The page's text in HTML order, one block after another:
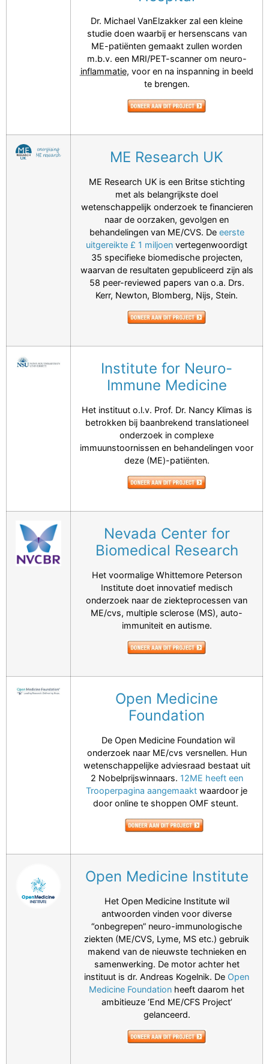
Dr. Michael VanElzakker zal een kleine
studie doen waarbij er hersenscans van
ME-patiënten gemaakt zullen worden
m.b.v. een MRI/PET-scanner om neuro-
inflammatie, voor en na inspanning in beeld
te brengen.
ME Research UK
ME Research UK is een Britse stichting
met als belangrijkste doel
wetenschappelijk onderzoek te financieren
naar de oorzaken, gevolgen en
behandelingen van ME/CVS. De eerste
uitgereikte £ 1 miljoen vertegenwoordigt
35 specifieke biomedische projecten,
waarvan de resultaten gepubliceerd zijn als
58 peer-reviewed papers van o.a. Drs.
Kerr, Newton, Blomberg, Nijs, Stein.
Institute for Neuro-
Immune Medicine
Het instituut o.l.v. Prof. Dr. Nancy Klimas is
betrokken bij baanbrekend translationeel
onderzoek in complexe
immuunstoornissen en behandelingen voor
deze (ME)-patiënten.
Nevada Center for
Biomedical Research
Het voormalige Whittemore Peterson
Institute doet innovatief medisch
onderzoek naar de ziekteprocessen van
ME/cvs, multiple sclerose (MS), auto-
immuniteit en autisme.
Open Medicine
Foundation
De Open Medicine Foundation wil
onderzoek naar ME/cvs versnellen. Hun
wetenschappelijke adviesraad bestaat uit
2 Nobelprijswinnaars. 12ME heeft een
Trooperpagina aangemaakt waardoor je
door online te shoppen OMF steunt.
Open Medicine Institute
Het Open Medicine Institute wil
antwoorden vinden voor diverse
“onbegrepen” neuro-immunologische
ziekten (ME/CVS, Lyme, MS etc.) gebruik
makend van de nieuwste technieken en
samenwerking. De motor achter het
instituut is dr. Andreas Kogelnik. De Open
Medicine Foundation heeft daarom het
ambitieuze ‘End ME/CFS Project’
gelanceerd.